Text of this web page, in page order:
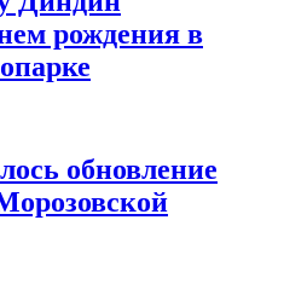
рождения в
обновление